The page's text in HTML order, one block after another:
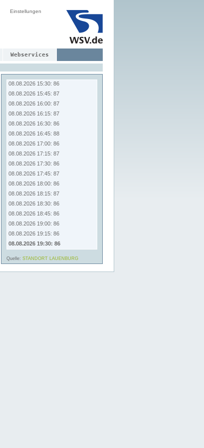
Einstellungen
Webservices
08.08.2026 13:45: 86
08.08.2026 14:45: 85
08.08.2026 15:00: 86
08.08.2026 15:15: 87
08.08.2026 15:30: 86
08.08.2026 15:45: 87
08.08.2026 16:00: 87
08.08.2026 16:15: 87
08.08.2026 16:30: 86
08.08.2026 16:45: 88
08.08.2026 17:00: 86
08.08.2026 17:15: 87
08.08.2026 17:30: 86
08.08.2026 17:45: 87
08.08.2026 18:00: 86
08.08.2026 18:15: 87
08.08.2026 18:30: 86
08.08.2026 18:45: 86
08.08.2026 19:00: 86
08.08.2026 19:15: 86
08.08.2026 19:30: 86
Quelle: STANDORT LAUENBURG